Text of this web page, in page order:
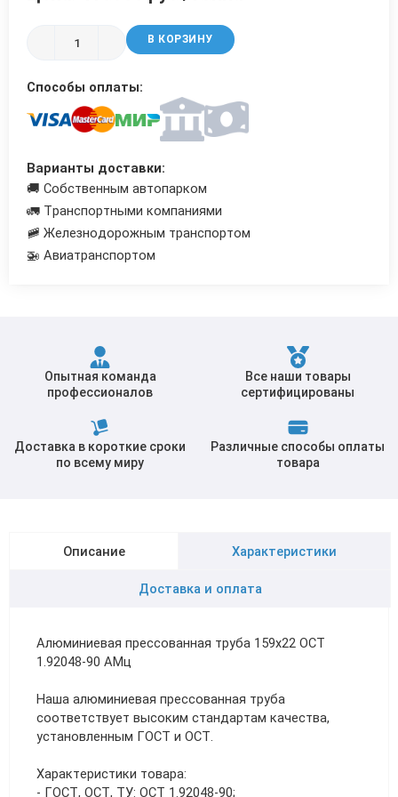
В КОРЗИНУ
Способы оплаты:
Варианты доставки:
🚚 Собственным автопарком
🚛 Транспортными компаниями
🚞 Железнодорожным транспортом
🚁 Авиатранспортом
Опытная команда
профессионалов
Все наши товары
сертифицированы
Доставка в короткие сроки
по всему миру
Различные способы оплаты
товара
Описание Характеристики
Доставка и оплата
Алюминиевая прессованная труба 159х22 ОСТ
1.92048-90 АМц
Наша алюминиевая прессованная труба
соответствует высоким стандартам качества,
установленным ГОСТ и ОСТ.
Характеристики товара:
- ГОСТ, ОСТ, ТУ: ОСТ 1.92048-90;
Трубы в ВУС изоляции